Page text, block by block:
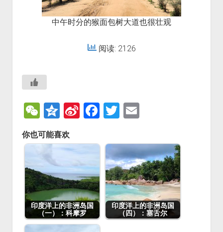
中午时分的猴面包树大道也很壮观
阅读: 2126
W
e
C
h
at
Q
z
o
e
Si
a
W
ei
b
o
F
c
e
b
o
o
k
T
tt
er
E
ai
l
你也可能喜欢
印度洋上的非洲岛国
（一）：科摩罗
印度洋上的非洲岛国
（四）：塞舌尔